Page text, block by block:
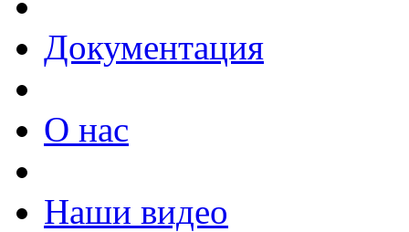
Документация
О нас
Наши видео